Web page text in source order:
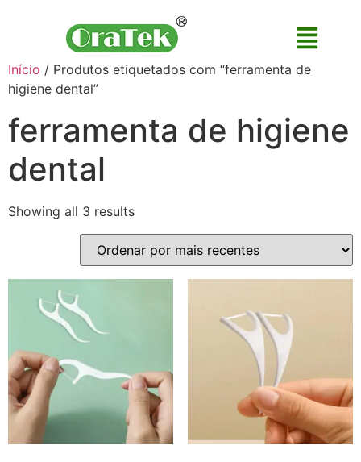
Início / Produtos etiquetados com “ferramenta de
higiene dental”
ferramenta de higiene
dental
Showing all 3 results